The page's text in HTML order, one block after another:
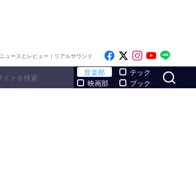
ュースとレビュー｜リアルサウンド Like on Facebook
Follow on x
Follow on
Follow
音楽部
映画部
テック
ブック